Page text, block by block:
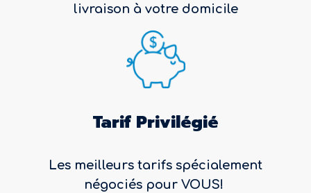
livraison à votre domicile
Tarif Privilégié
Les meilleurs tarifs spécialement
négociés pour VOUS!